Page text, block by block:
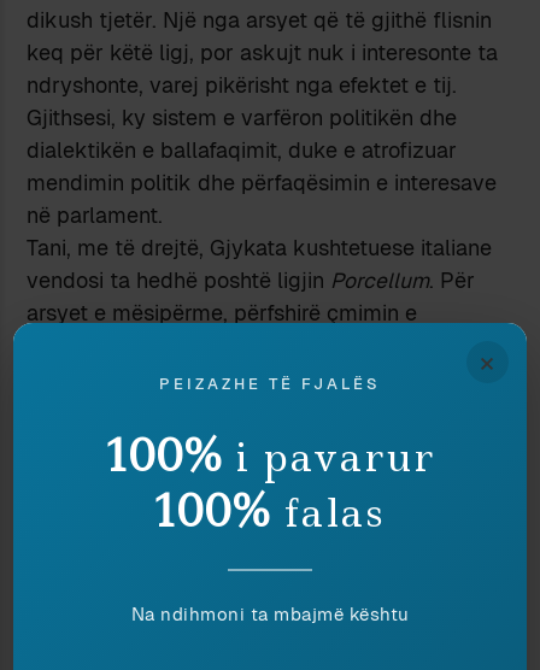
dikush tjetër. Një nga arsyet që të gjithë flisnin
keq për këtë ligj, por askujt nuk i interesonte ta
ndryshonte, varej pikërisht nga efektet e tij.
Gjithsesi, ky sistem e varfëron politikën dhe
dialektikën e ballafaqimit, duke e atrofizuar
mendimin politik dhe përfaqësimin e interesave
në parlament.
Tani, me të drejtë, Gjykata kushtetuese italiane
vendosi ta hedhë poshtë ligjin Porcellum. Për
arsyet e mësipërme, përfshirë çmimin e
konfuze e plot panik të politikës italiane, e cila
deleguar detyrat e veta një organi tjetër
shtetëror. Së shpejti skena politike italiane do të
transformohet krejtësisht, sepse forcat politike
mëparshmi, çka do të sjellë detyrimisht forca të
reja politike e me siguri ekuilibër të ri forcash në
×
PEIZAZHE TË FJALËS
100% i pavarur
100% falas
Na ndihmoni ta mbajmë kështu